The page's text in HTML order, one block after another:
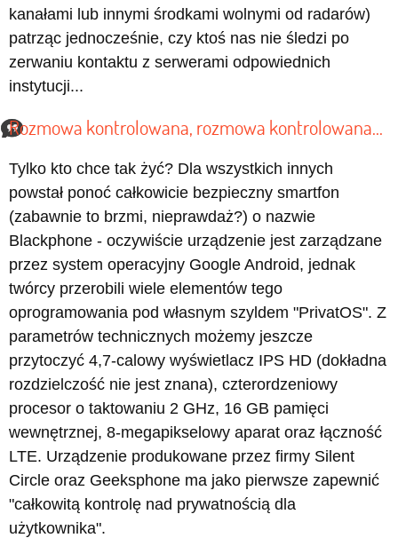
kanałami lub innymi środkami wolnymi od radarów)
patrząc jednocześnie, czy ktoś nas nie śledzi po
zerwaniu kontaktu z serwerami odpowiednich
instytucji...
Rozmowa kontrolowana, rozmowa kontrolowana...
Tylko kto chce tak żyć? Dla wszystkich innych
powstał ponoć całkowicie bezpieczny smartfon
(zabawnie to brzmi, nieprawdaż?) o nazwie
Blackphone - oczywiście urządzenie jest zarządzane
przez system operacyjny Google Android, jednak
twórcy przerobili wiele elementów tego
oprogramowania pod własnym szyldem "PrivatOS". Z
parametrów technicznych możemy jeszcze
przytoczyć 4,7-calowy wyświetlacz IPS HD (dokładna
rozdzielczość nie jest znana), czterordzeniowy
procesor o taktowaniu 2 GHz, 16 GB pamięci
wewnętrznej, 8-megapikselowy aparat oraz łączność
LTE. Urządzenie produkowane przez firmy Silent
Circle oraz Geeksphone ma jako pierwsze zapewnić
"całkowitą kontrolę nad prywatnością dla
użytkownika".